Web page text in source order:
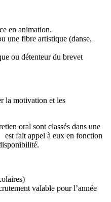
en animation.
une fibre artistique (danse,
ou détenteur du brevet
la motivation et les
oral sont classés dans une
appel à eux en fonction
valable pour l’année